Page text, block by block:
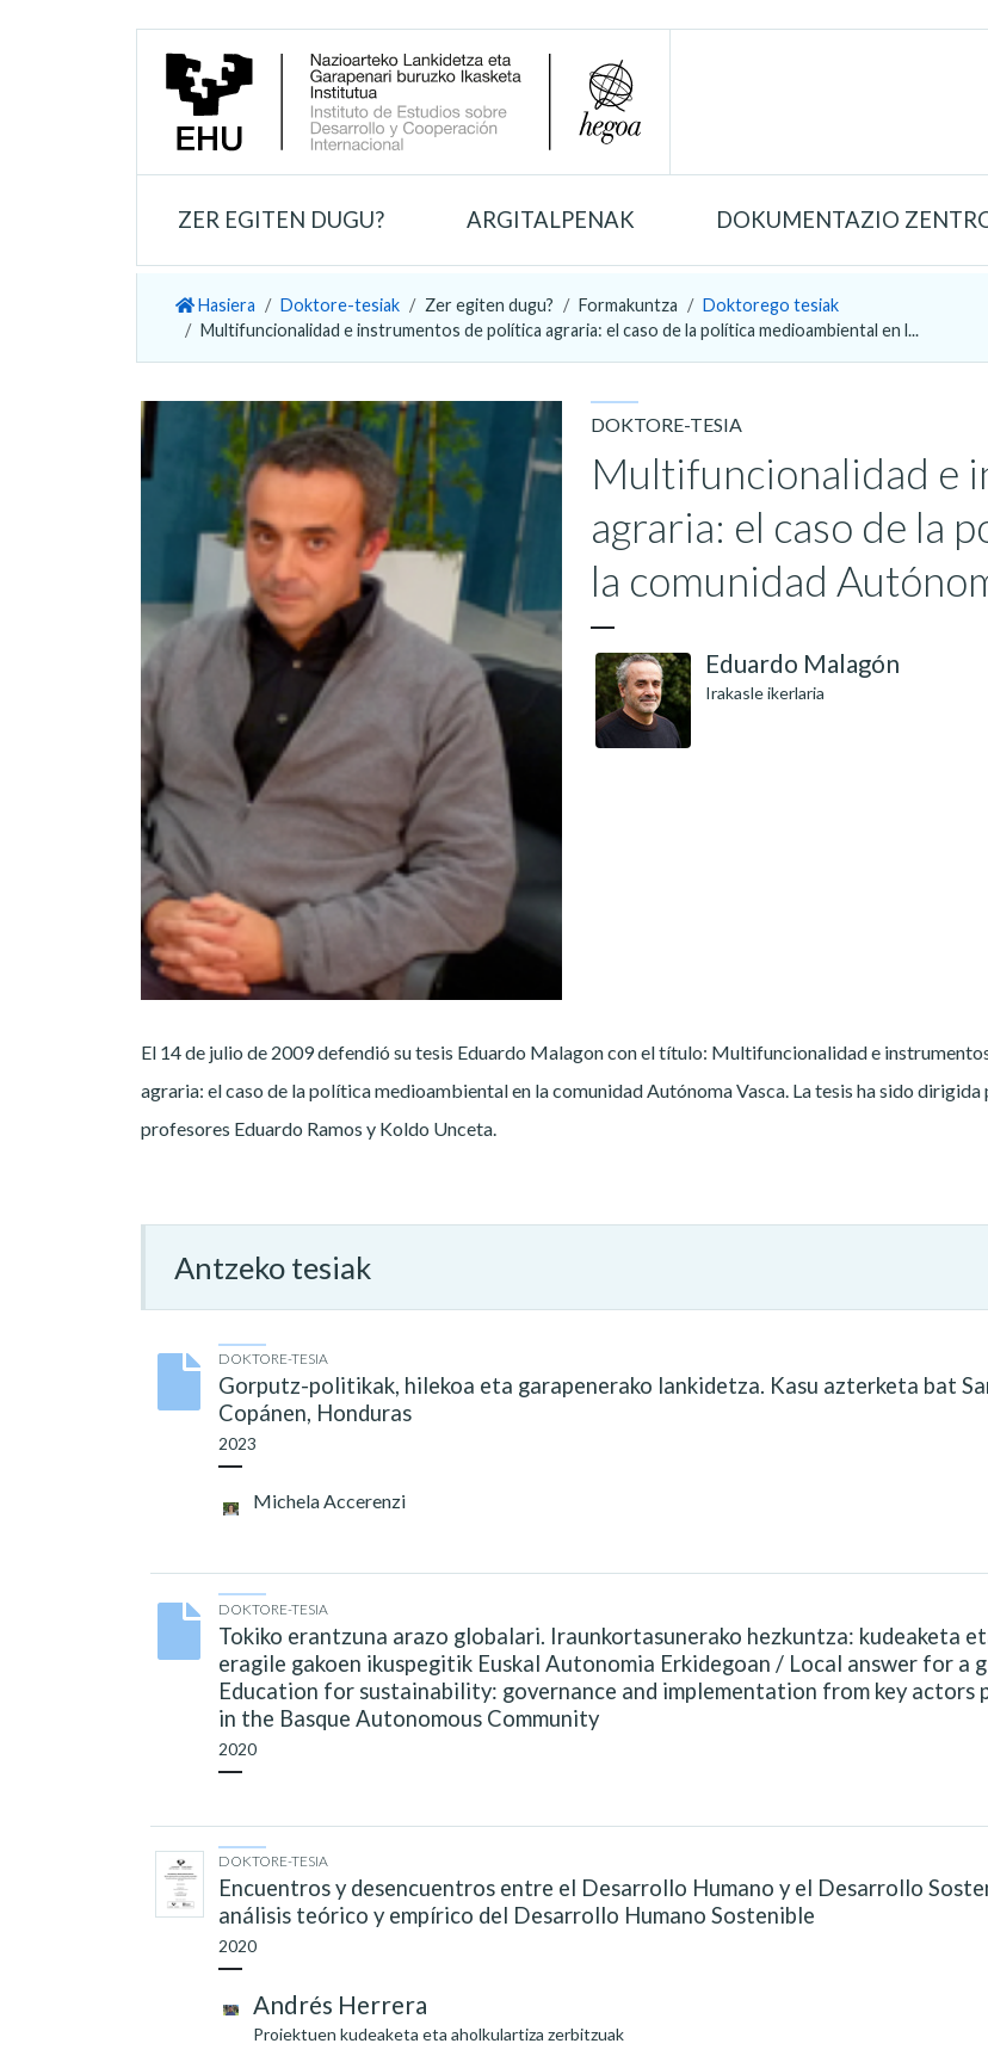
ZER EGITEN DUGU? ARGITALPENAK DOKUMENTAZIO
Hasiera Doktore-tesiak Zer egiten dugu? Formakuntza
Doktorego tesiak
Multifuncionalidad e instrumentos de política agraria: el caso de la política medioambiental en l...
DOKTORE-TESIA
Multifuncionalidad e
agraria: el caso de la
la comunidad
Eduardo Malagón
Irakasle ikerlaria
El 14 de julio de 2009 defendió su tesis Eduardo Malagon con el título: Multifuncionalidad e
agraria: el caso de la política medioambiental en la comunidad Autónoma Vasca. La tesis ha sido dirigida
profesores Eduardo Ramos y Koldo Unceta.
Antzeko tesiak
DOKTORE-TESIA
Gorputz-politikak, hilekoa eta garapenerako lankidetza. Kasu azterketa bat
Copánen, Honduras
2023
Michela Accerenzi
DOKTORE-TESIA
Tokiko erantzuna arazo globalari. Iraunkortasunerako hezkuntza: kudeaketa
eragile gakoen ikuspegitik Euskal Autonomia Erkidegoan / Local answer for a
Education for sustainability: governance and implementation from key actors
in the Basque Autonomous Community
2020
DOKTORE-TESIA
Encuentros y desencuentros entre el Desarrollo Humano y el Desarrollo
análisis teórico y empírico del Desarrollo Humano Sostenible
2020
Andrés Herrera
Proiektuen kudeaketa eta aholkulartiza zerbitzuak